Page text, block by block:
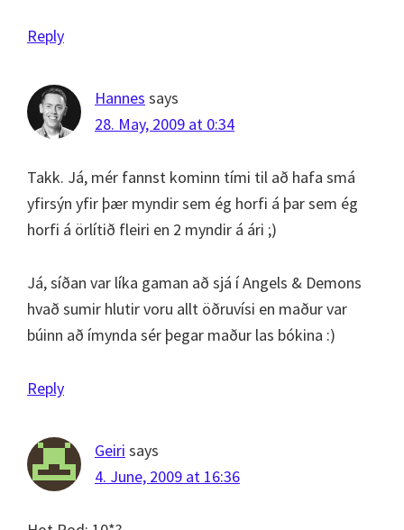
Reply
Hannes says
28. May, 2009 at 0:34
Takk. Já, mér fannst kominn tími til að hafa smá
yfirsýn yfir þær myndir sem ég horfi á þar sem ég
horfi á örlítið fleiri en 2 myndir á ári ;)
Já, síðan var líka gaman að sjá í Angels & Demons
hvað sumir hlutir voru allt öðruvísi en maður var
búinn að ímynda sér þegar maður las bókina :)
Reply
Geiri says
4. June, 2009 at 16:36